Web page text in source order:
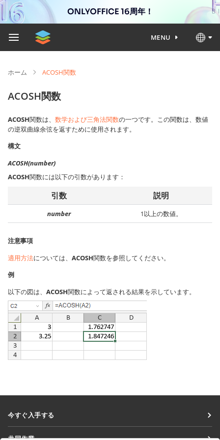
ONLYOFFICE 16周年！
MENU
ホーム ACOSH関数
ACOSH関数
ACOSH関数は、 数学および三角法関数の一つです。この関数は、数値
の逆双曲線余弦を返すために使用されます。
構文
ACOSH(number)
ACOSH関数には以下の引数があります：
引数 説明
number 1以上の数値。
注意事項
適用方法については、 ACOSH関数を参照してください。
例
以下の図は、 ACOSH関数によって返される結果を示しています。
今すぐ入手する